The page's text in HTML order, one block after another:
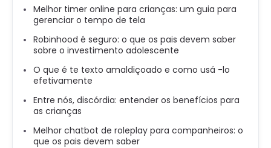
Melhor timer online para crianças: um guia para
gerenciar o tempo de tela
Robinhood é seguro: o que os pais devem saber
sobre o investimento adolescente
O que é te texto amaldiçoado e como usá -lo
efetivamente
Entre nós, discórdia: entender os benefícios para
as crianças
Melhor chatbot de roleplay para companheiros: o
que os pais devem saber